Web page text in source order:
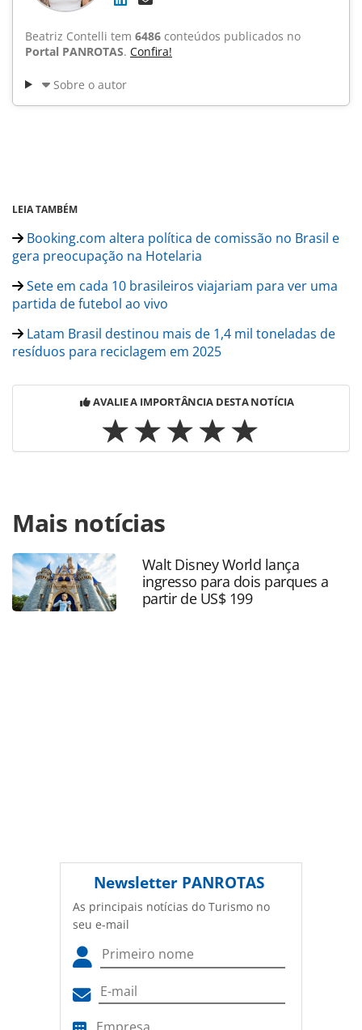
Beatriz Contelli tem 6486 conteúdos publicados no
Portal PANROTAS. Confira!
Sobre o autor
LEIA TAMBÉM
Booking.com altera política de comissão no Brasil e
gera preocupação na Hotelaria
Sete em cada 10 brasileiros viajariam para ver uma
partida de futebol ao vivo
Latam Brasil destinou mais de 1,4 mil toneladas de
resíduos para reciclagem em 2025
AVALIE A IMPORTÂNCIA DESTA NOTÍCIA
https://www.panrotas.com.br/mercado/pesquisas-e-
estatisticas/2026/05/clima-extremo-ja-influencia-escolha-
de-viagens-de-80-dos-brasileiros-diz-pesquisa_228892.html
ou as ferramentas oferecidas na página. Todo o conteúdo
produzido pela PANROTAS Editora é protegido pela
legislação brasileira sobre direito autoral. Não reproduza o
Mais notícias
Walt Disney World lança
ingresso para dois parques a
partir de US$ 199
Newsletter PANROTAS
As principais notícias do Turismo no
seu e-mail